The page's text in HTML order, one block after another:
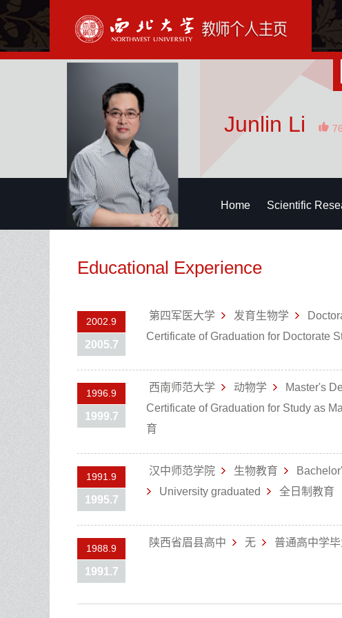
Junlin Li 76
Home Scientific
Educational Experience
2002.9
2005.7
第四军医大学 发育生物学
Certificate of Graduation for Doctorate
1996.9
1999.7
西南师范大学 动物学 Master's
Certificate of Graduation for Study as
育
1991.9
1995.7
汉中师范学院 生物教育
University graduated
全日制教育
1988.9
1991.7
陕西省眉县高中 无 普通高中学毕